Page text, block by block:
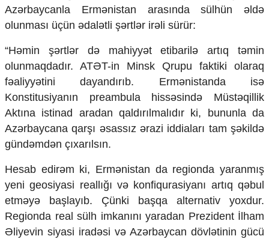
Azərbaycanla Ermənistan arasında sülhün əldə
olunması üçün ədalətli şərtlər irəli sürür:
“Həmin şərtlər də mahiyyət etibarilə artıq təmin
olunmaqdadır. ATƏT-in Minsk Qrupu faktiki olaraq
fəaliyyətini dayandırıb. Ermənistanda isə
Konstitusiyanın preambula hissəsində Müstəqillik
Aktına istinad aradan qaldırılmalıdır ki, bununla da
Azərbaycana qarşı əsassız ərazi iddiaları tam şəkildə
gündəmdən çıxarılsın.
Hesab edirəm ki, Ermənistan da regionda yaranmış
yeni geosiyasi reallığı və konfiqurasiyanı artıq qəbul
etməyə başlayıb. Çünki başqa alternativ yoxdur.
Regionda real sülh imkanını yaradan Prezident İlham
Əliyevin siyasi iradəsi və Azərbaycan dövlətinin gücü